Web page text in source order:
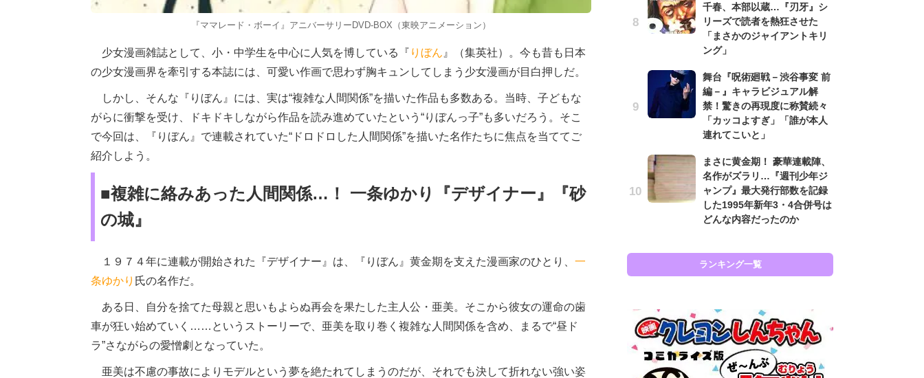
『ママレード・ボーイ』アニバーサリーDVD-BOX（東映アニメーション）
少女漫画雑誌として、小・中学生を中心に人気を博している『 りぼん 』（集英社）。今も昔も日本
の少女漫画界を牽引する本誌には、可愛い作画で思わず胸キュンしてしまう少女漫画が目白押しだ。
しかし、そんな『りぼん』には、実は“複雑な人間関係”を描いた作品も多数ある。当時、子どもな
がらに衝撃を受け、ドキドキしながら作品を読み進めていたという“りぼんっ子”も多いだろう。そこ
で今回は、『りぼん』で連載されていた“ドロドロした人間関係”を描いた名作たちに焦点を当ててご
紹介しよう。
■複雑に絡みあった人間関係…！ 一条ゆかり『デザイナー』『砂
の城』
１９７４年に連載が開始された『デザイナー』は、『りぼん』黄金期を支えた漫画家のひとり、 一
条ゆかり 氏の名作だ。
ある日、自分を捨てた母親と思いもよらぬ再会を果たした主人公・亜美。そこから彼女の運命の歯
車が狂い始めていく……というストーリーで、亜美を取り巻く複雑な人間関係を含め、まるで“昼ド
ラ”さながらの愛憎劇となっていた。
亜美は不慮の事故によりモデルという夢を絶たれてしまうのだが、それでも決して折れない強い姿
千春、本部以蔵…『刃牙』シ
リーズで読者を熱狂させた
「まさかのジャイアントキリ
ング」
舞台『呪術廻戦－渋谷事変 前
編－』キャラビジュアル解
禁！驚きの再現度に称賛続々
「カッコよすぎ」「誰が本人
連れてこいと」
まさに黄金期！ 豪華連載陣、
名作がズラリ…『週刊少年ジ
ャンプ』最大発行部数を記録
した1995年新年3・4合併号は
どんな内容だったのか
ランキング一覧